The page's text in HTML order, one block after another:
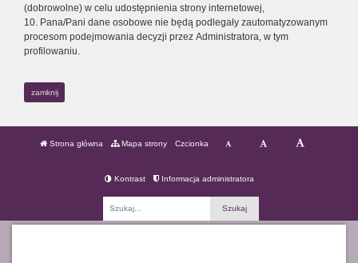
(dobrowolne) w celu udostępnienia strony internetowej,
10. Pana/Pani dane osobowe nie będą podlegały zautomatyzowanym
procesom podejmowania decyzji przez Administratora, w tym
profilowaniu.
zamknij
Strona główna Mapa strony Czcionka
Kontrast Informacja administratora